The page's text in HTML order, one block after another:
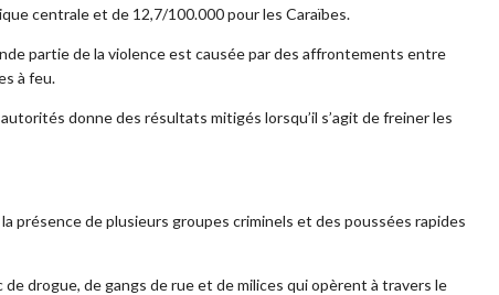
centrale et de 12,7/100.000 pour les Caraïbes.
partie de la violence est causée par des affrontements entre
à feu.
donne des résultats mitigés lorsqu’il s’agit de freiner les
présence de plusieurs groupes criminels et des poussées rapides
drogue, de gangs de rue et de milices qui opèrent à travers le